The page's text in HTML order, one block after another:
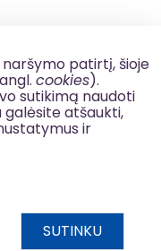
patirtį, šioje
cookies).
sutikimą naudoti
galėsite atšaukti,
ir
SUTINKU